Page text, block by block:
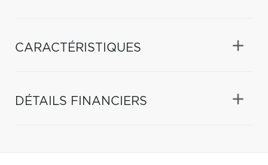
CARACTÉRISTIQUES
DÉTAILS FINANCIERS